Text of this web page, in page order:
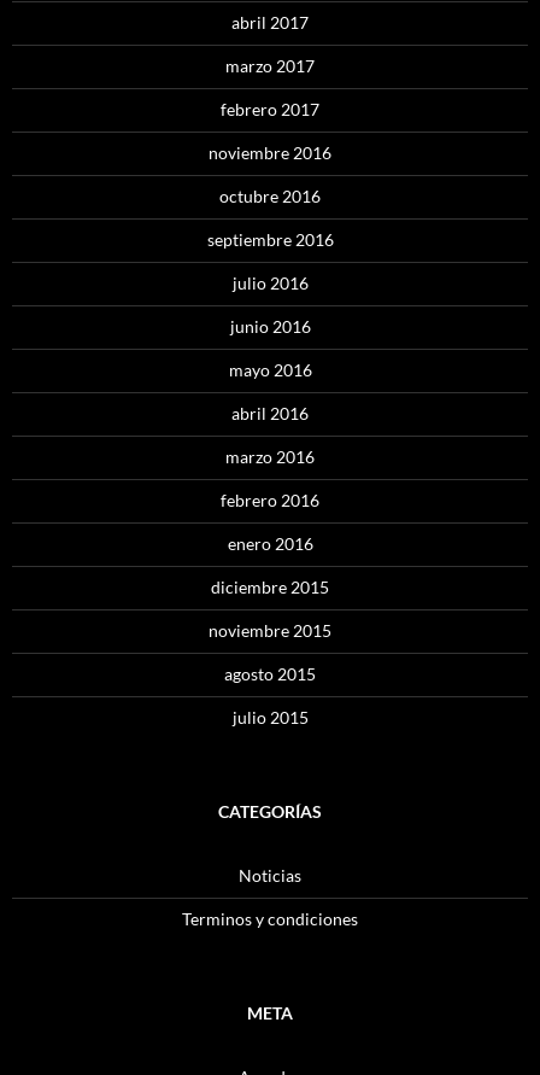
abril 2017
marzo 2017
febrero 2017
noviembre 2016
octubre 2016
septiembre 2016
julio 2016
junio 2016
mayo 2016
abril 2016
marzo 2016
febrero 2016
enero 2016
diciembre 2015
noviembre 2015
agosto 2015
julio 2015
CATEGORÍAS
Noticias
Terminos y condiciones
META